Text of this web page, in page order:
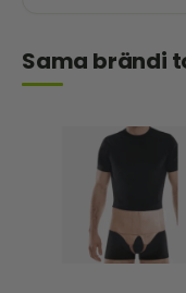
Sama brändi